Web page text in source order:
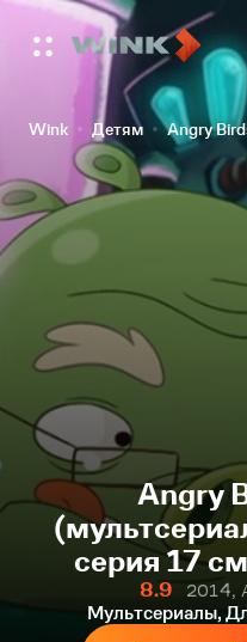
Wink Детям Angry
Angry
серия 17
8.9
2014,
Мультсериалы,